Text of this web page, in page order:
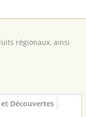
régionaux, ainsi
Découvertes